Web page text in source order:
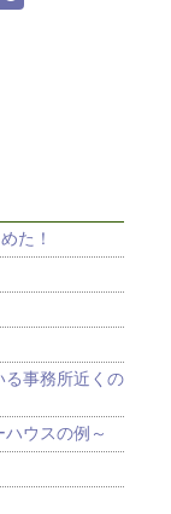
た！
る事務所近くの
ウスの例～